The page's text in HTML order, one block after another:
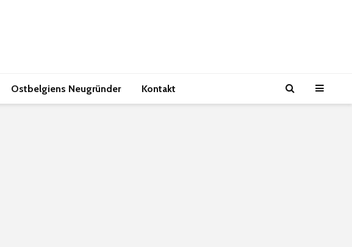
Ostbelgiens Neugründer Kontakt